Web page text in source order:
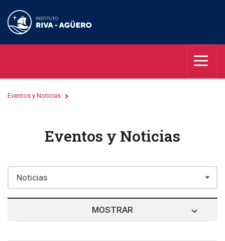
Eventos y Noticias
Eventos y Noticias
MOSTRAR